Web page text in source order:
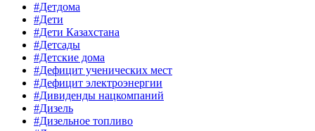
#Детдома
#Дети
#Дети Казахстана
#Детсады
#Детские дома
#Дефицит ученических мест
#Дефицит электроэнергии
#Дивиденды нацкомпаний
#Дизель
#Дизельное топливо